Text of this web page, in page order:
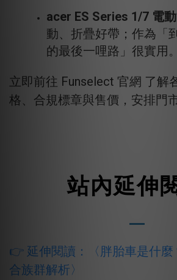
acer ES Series 1/7 電動
動、折疊好帶；作為「
的最後一哩路」很實用。
立即前往 Funselect 官網 了解
格、合規標章與售價，安排門
站內延伸
👉 延伸閱讀： 〈 胖胎車是什
合族群解析〉